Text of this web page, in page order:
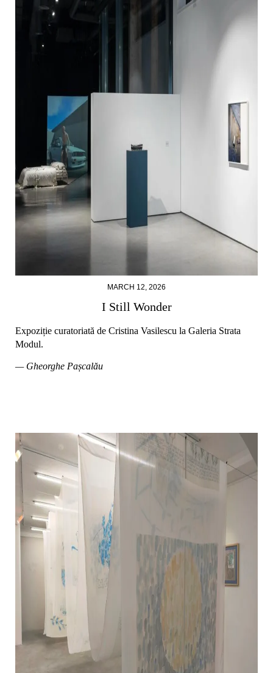
MARCH 12, 2026
I Still Wonder
Expoziție curatoriată de Cristina Vasilescu la Galeria Strata
Modul.
— Gheorghe Pașcalău